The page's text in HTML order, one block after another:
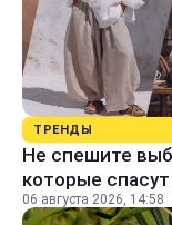
ТРЕНДЫ
Не спешите
которые
06 августа 2026, 14:58